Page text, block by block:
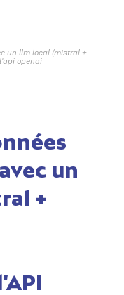
un llm local (mistral +
openai
un
+